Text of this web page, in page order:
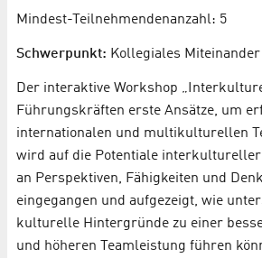
Mindest-Teilnehmendenanzahl: 5
Schwerpunkt: Kollegiales Miteinander
Der interaktive Workshop
Führungskräften erste Ansätze, um
internationalen und multikulturellen
wird auf die Potentiale interkultureller
an Perspektiven, Fähigkeiten und
eingegangen und aufgezeigt, wie
kulturelle Hintergründe zu einer
und höheren Teamleistung führen